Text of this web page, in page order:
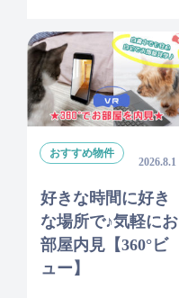
おすすめ物件
2026.8.1
好きな時間に好き
な場所で♪気軽にお
部屋内見【360°ビ
ュー】